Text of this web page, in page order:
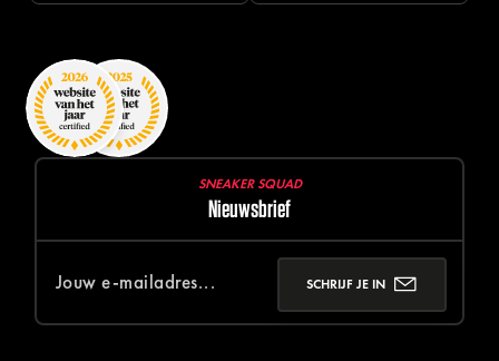
SNEAKER SQUAD
Nieuwsbrief
SCHRIJF JE IN